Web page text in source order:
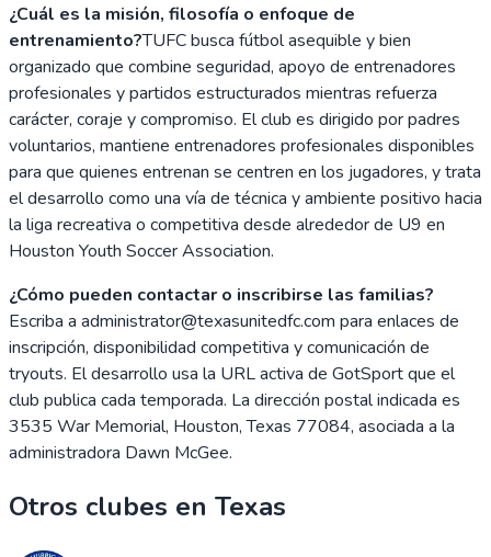
¿Cuál es la misión, filosofía o enfoque de
entrenamiento?TUFC busca fútbol asequible y bien
organizado que combine seguridad, apoyo de entrenadores
profesionales y partidos estructurados mientras refuerza
carácter, coraje y compromiso. El club es dirigido por padres
voluntarios, mantiene entrenadores profesionales disponibles
para que quienes entrenan se centren en los jugadores, y trata
el desarrollo como una vía de técnica y ambiente positivo hacia
la liga recreativa o competitiva desde alrededor de U9 en
Houston Youth Soccer Association.
¿Cómo pueden contactar o inscribirse las familias?
Escriba a administrator@texasunitedfc.com para enlaces de
inscripción, disponibilidad competitiva y comunicación de
tryouts. El desarrollo usa la URL activa de GotSport que el
club publica cada temporada. La dirección postal indicada es
3535 War Memorial, Houston, Texas 77084, asociada a la
administradora Dawn McGee.
Otros clubes en Texas